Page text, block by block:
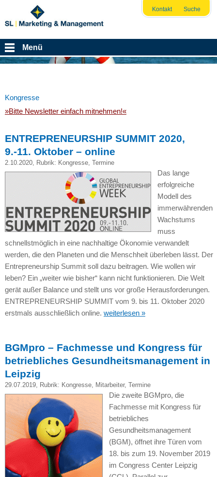
Kontakt Suche
Menü
Kongresse
»Bitte Newsletter einfach mitnehmen!«
ENTREPRENEURSHIP SUMMIT 2020,
9.-11. Oktober – online
2.10.2020, Rubrik: Kongresse, Termine
Das lange
erfolgreiche
Modell des
immerwährenden
Wachstums
muss
schnellstmöglich in eine nachhaltige Ökonomie verwandelt
werden, die den Planeten und die Menschheit überleben lässt. Der
Entrepreneurship Summit soll dazu beitragen. Wie wollen wir
leben? Ein „weiter wie bisher“ kann nicht funktionieren. Die Welt
gerät außer Balance und stellt uns vor große Herausforderungen.
ENTREPRENEURSHIP SUMMIT vom 9. bis 11. Oktober 2020
erstmals ausschließlich online. weiterlesen »
BGMpro – Fachmesse und Kongress für
betriebliches Gesundheitsmanagement in
Leipzig
29.07.2019, Rubrik: Kongresse, Mitarbeiter, Termine
Die zweite BGMpro, die
Fachmesse mit Kongress für
betriebliches
Gesundheitsmanagement
(BGM), öffnet ihre Türen vom
18. bis zum 19. November 2019
im Congress Center Leipzig